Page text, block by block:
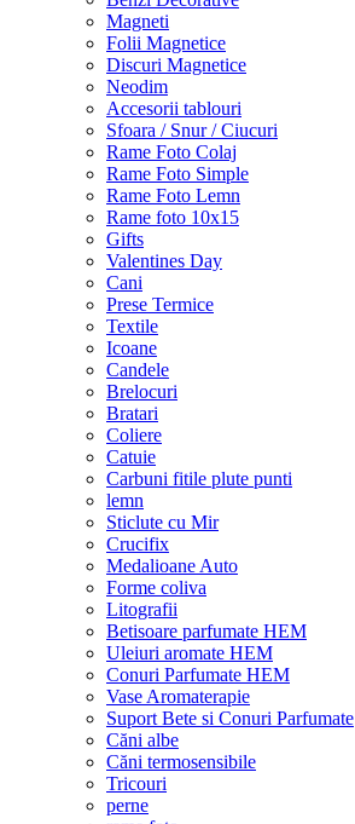
Magneti
Folii Magnetice
Discuri Magnetice
Neodim
Accesorii tablouri
Sfoara / Snur / Ciucuri
Rame Foto Colaj
Rame Foto Simple
Rame Foto Lemn
Rame foto 10x15
Gifts
Valentines Day
Cani
Prese Termice
Textile
Icoane
Candele
Brelocuri
Bratari
Coliere
Catuie
Carbuni fitile plute punti
lemn
Sticlute cu Mir
Crucifix
Medalioane Auto
Forme coliva
Litografii
Betisoare parfumate HEM
Uleiuri aromate HEM
Conuri Parfumate HEM
Vase Aromaterapie
Suport Bete si Conuri Parfumate
Căni albe
Căni termosensibile
Tricouri
perne